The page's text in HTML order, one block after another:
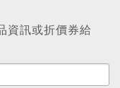
資訊或折價券給